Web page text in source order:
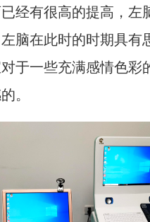
经有很高的提高，左
脑在此时的时期具有
于一些充满感情色彩
。